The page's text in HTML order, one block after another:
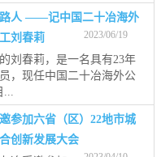
人 ——记中国二十冶海外
刘春莉
2023/06/19
刘春莉，是一名具有23年
，现任中国二十冶海外公
...
参加六省（区）22地市城
创新发展大会